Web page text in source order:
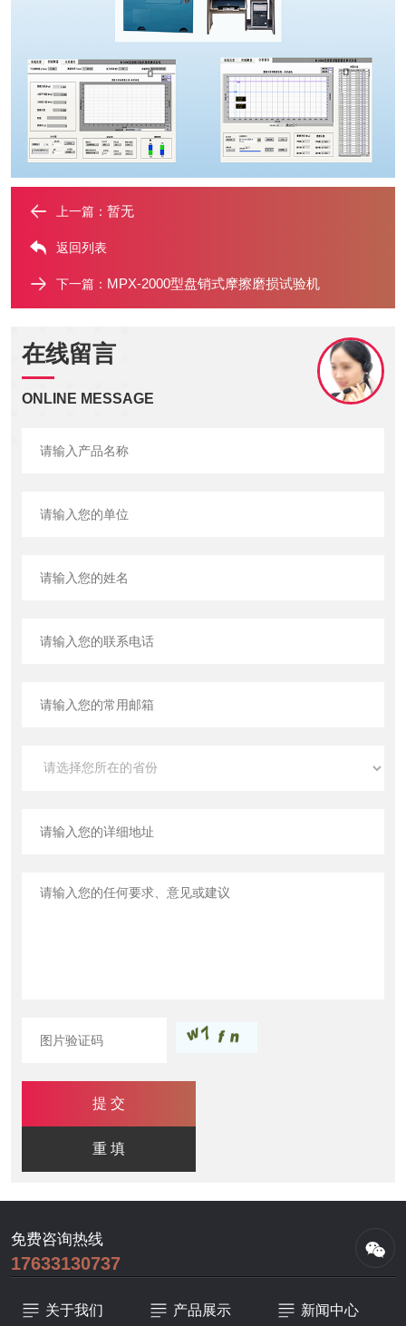
上一篇： 暂无
返回列表
下一篇： MPX-2000型盘销式摩擦磨损试验机
在线留言
ONLINE MESSAGE
免费咨询热线
17633130737
关于我们 产品展示 新闻中心